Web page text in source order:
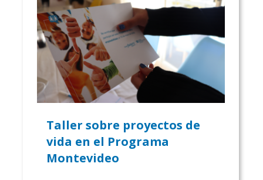
Taller sobre proyectos de
vida en el Programa
Montevideo